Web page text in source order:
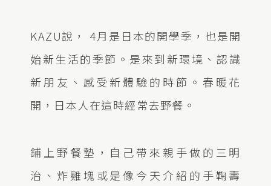
KAZU說， 4月是日本的開學季，也是開
始新生活的季節。是來到新環境、認識
新朋友、感受新體驗的時節。春暖花
開，日本人在這時經常去野餐。
鋪上野餐墊，自己帶來親手做的三明
治、炸雞塊或是像今天介紹的手鞠壽